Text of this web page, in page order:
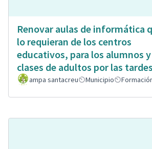
Renovar aulas de informática
lo requieran de los centros
educativos, para los alumnos y
clases de adultos por las tardes
ampa santacreu Municipio